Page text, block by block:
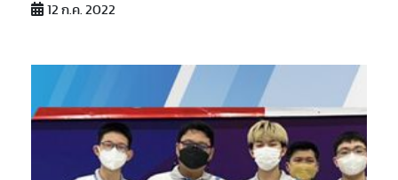
12 ก.ค. 2022